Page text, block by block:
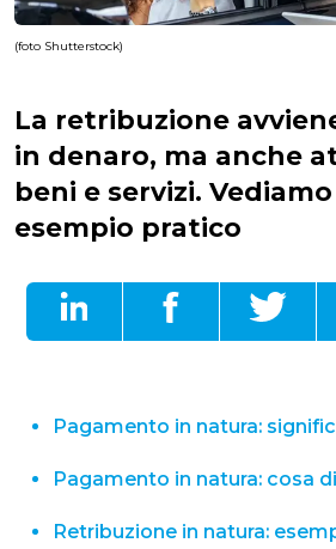
(foto Shutterstock)
La retribuzione
in denaro, ma anche
beni e servizi.
esempio pratico
Pagamento in natura:
Pagamento in natura: cosa
Retribuzione in natura: